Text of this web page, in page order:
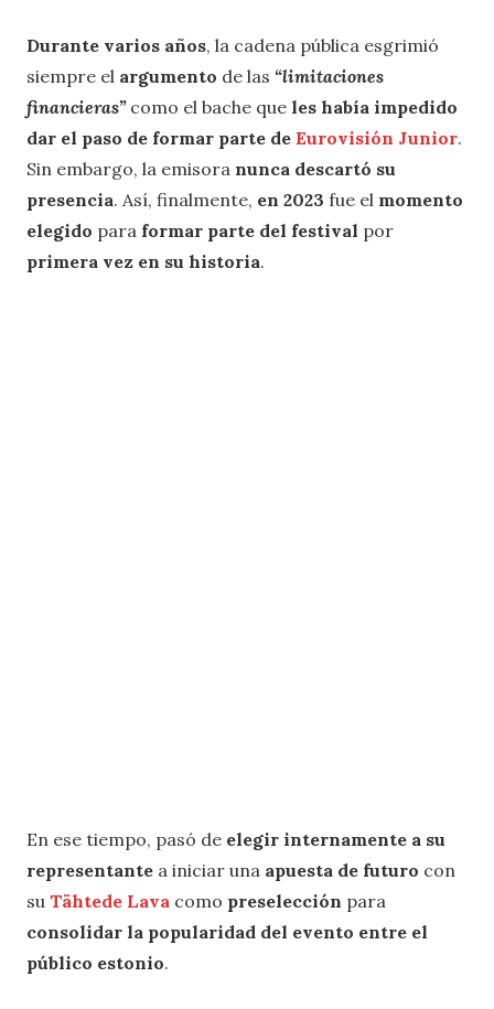
Durante varios años, la cadena pública esgrimió
siempre el argumento de las “limitaciones
financieras”como el bache que les había impedido
dar el paso de formar parte de Eurovisión Junior.
Sin embargo, la emisora nunca ​descartó su
presencia. Así, finalmente, en 2023 fue el momento
elegido para formar parte del festival por
primera vez en su historia.
En ese tiempo, pasó de elegir internamente a su
representante a iniciar una apuesta de futuro con
su Tähtede Lava como preselección para
consolidar la popularidad del evento entre el
público estonio.